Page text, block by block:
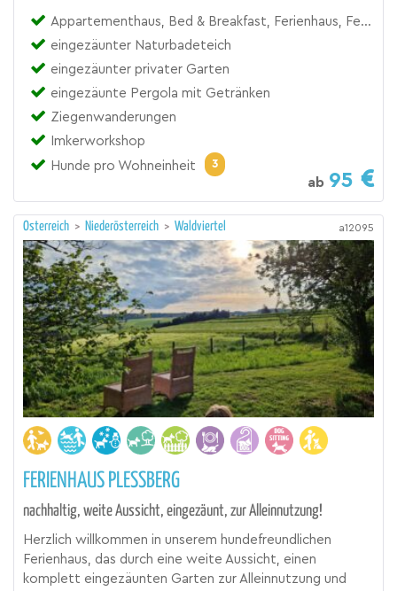
Appartementhaus, Bed & Breakfast, Ferienhaus, Ferienhütte
eingezäunter Naturbadeteich
eingezäunter privater Garten
eingezäunte Pergola mit Getränken
Ziegenwanderungen
Imkerworkshop
Hunde pro Wohneinheit
3
ab 95
Österreich > Niederösterreich > Waldviertel a12095
FERIENHAUS PLESSBERG
nachhaltig, weite Aussicht, eingezäunt, zur Alleinnutzung!
Herzlich willkommen in unserem hundefreundlichen
Ferienhaus, das durch eine weite Aussicht, einen
komplett eingezäunten Garten zur Alleinnutzung und